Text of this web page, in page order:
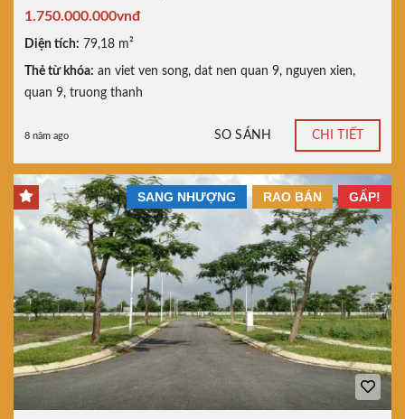
1.750.000.000vnđ
Diện tích: 79,18 m²
Thẻ từ khóa: an viet ven song, dat nen quan 9, nguyen xien,
quan 9, truong thanh
8 năm ago SO SÁNH CHI TIẾT
GẤP!
RAO BÁN
SANG NHƯỢNG